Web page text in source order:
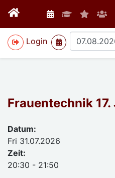
Login
>
Frauentechnik
Datum:
Fri 31.07.2026
Zeit:
20:30 - 21:50